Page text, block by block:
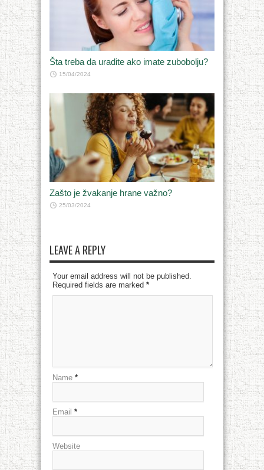
Šta treba da uradite ako imate zubobolju?
15/04/2024
Zašto je žvakanje hrane važno?
25/03/2024
LEAVE A REPLY
Your email address will not be published.
Required fields are marked *
Name *
Email *
Website